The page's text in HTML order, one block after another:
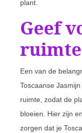
plant.
Geef
ruimte
Een van de
Toscaanse
ruimte, zodat de
bloeien. Hier zijn
zorgen dat je